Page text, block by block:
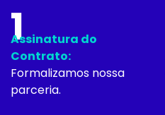
1
Assinatura do
Contrato:
Formalizamos nossa
parceria.